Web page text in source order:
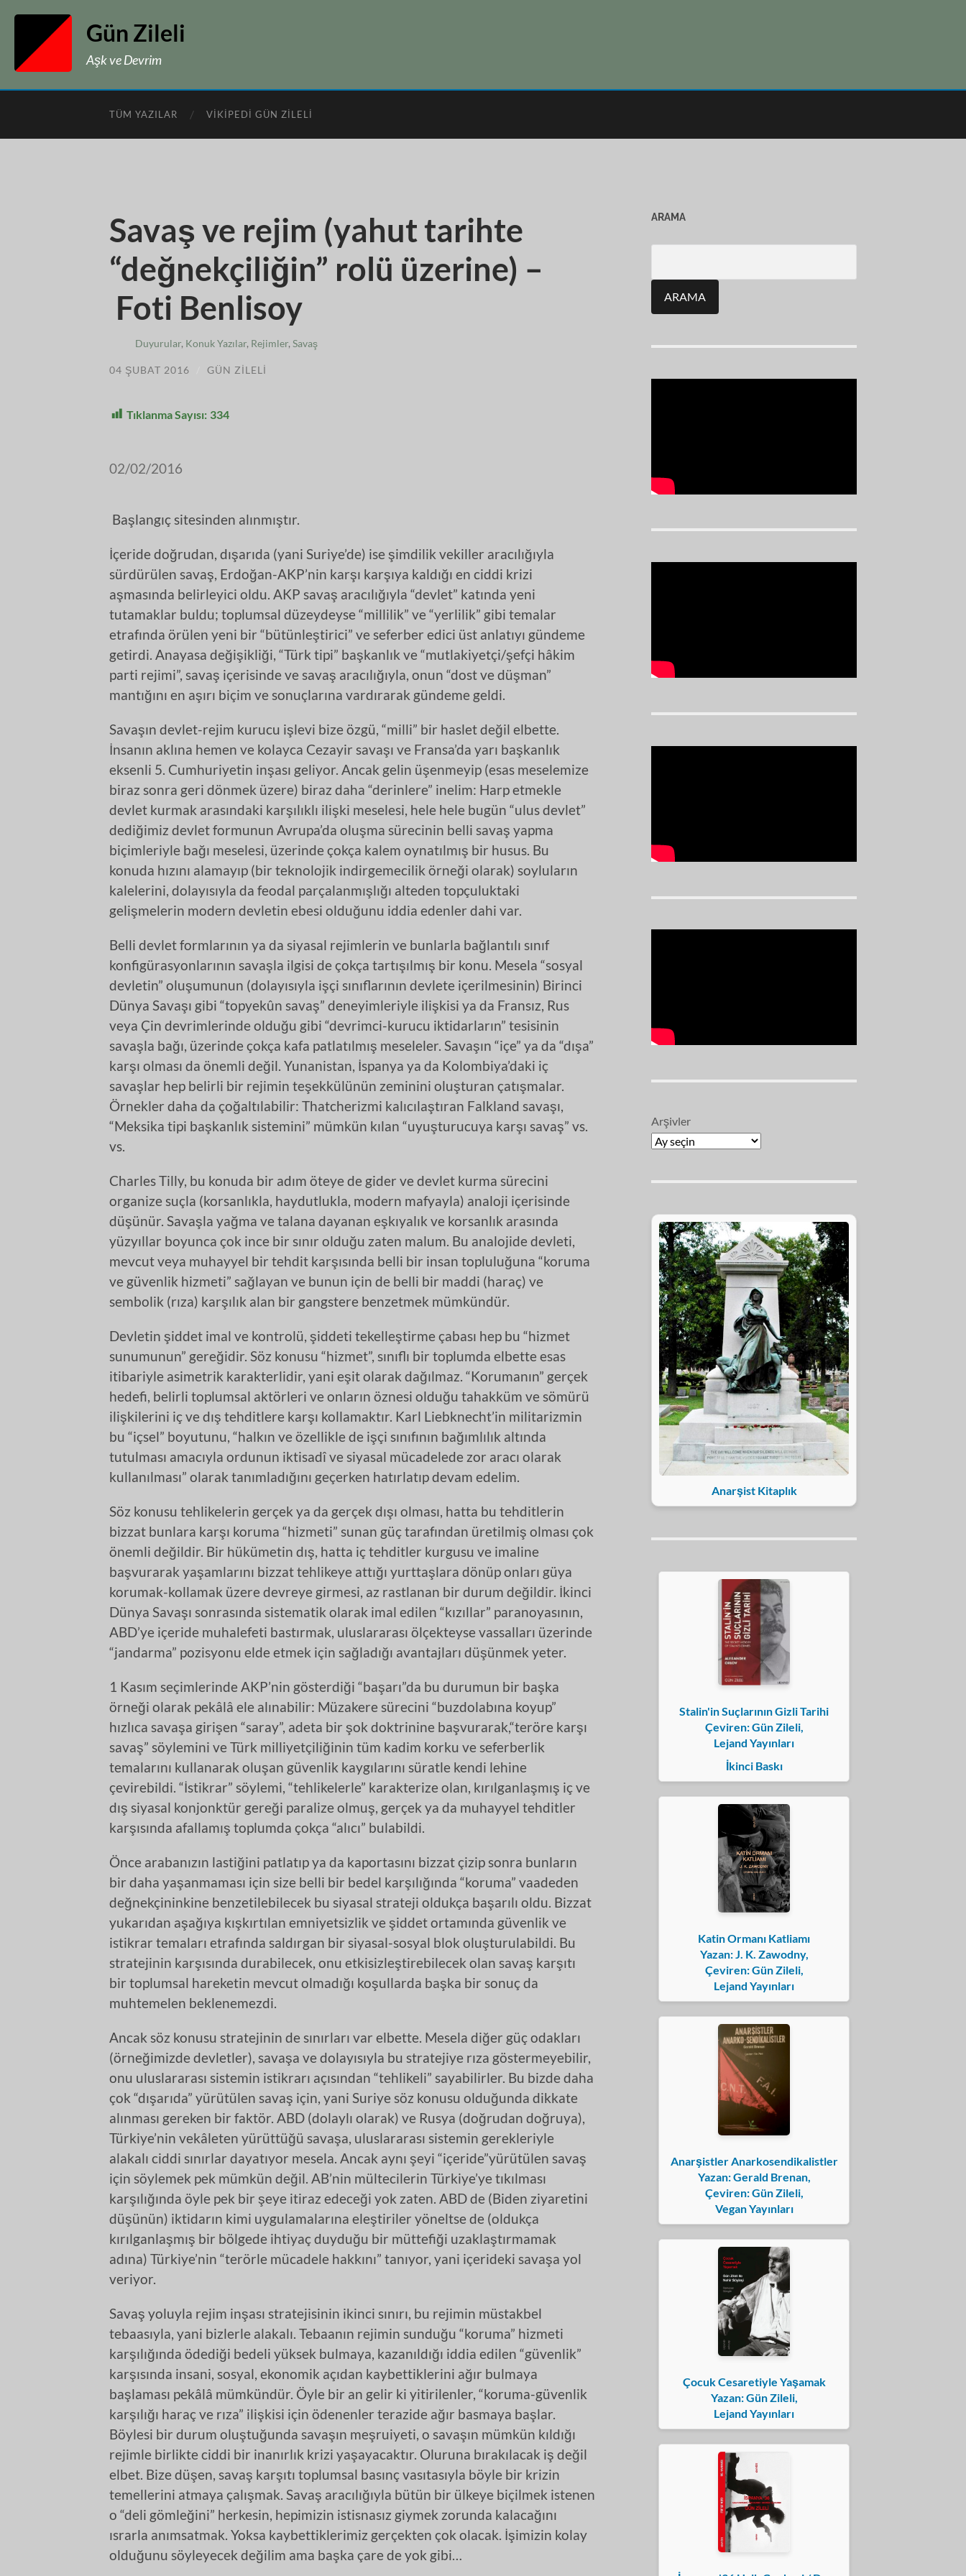
Gün Zileli
Aşk ve Devrim
TÜM YAZILAR VIKIPEDI GÜN ZILELI
Savaş ve rejim (yahut tarihte
“değnekçiliğin” rolü üzerine) –
Foti Benlisoy
Duyurular, Konuk Yazılar, Rejimler, Savaş
04 ŞUBAT 2016 GÜN ZILELI
Tıklanma Sayısı: 334
02/02/2016
Başlangıç sitesinden alınmıştır.
İçeride doğrudan, dışarıda (yani Suriye’de) ise şimdilik vekiller aracılığıyla
sürdürülen savaş, Erdoğan-AKP’nin karşı karşıya kaldığı en ciddi krizi
aşmasında belirleyici oldu. AKP savaş aracılığıyla “devlet” katında yeni
tutamaklar buldu; toplumsal düzeydeyse “millilik” ve “yerlilik” gibi temalar
etrafında örülen yeni bir “bütünleştirici” ve seferber edici üst anlatıyı gündeme
getirdi. Anayasa değişikliği, “Türk tipi” başkanlık ve “mutlakiyetçi/şefçi hâkim
parti rejimi”, savaş içerisinde ve savaş aracılığıyla, onun “dost ve düşman”
mantığını en aşırı biçim ve sonuçlarına vardırarak gündeme geldi.
Savaşın devlet-rejim kurucu işlevi bize özgü, “milli” bir haslet değil elbette.
İnsanın aklına hemen ve kolayca Cezayir savaşı ve Fransa’da yarı başkanlık
eksenli 5. Cumhuriyetin inşası geliyor. Ancak gelin üşenmeyip (esas meselemize
biraz sonra geri dönmek üzere) biraz daha “derinlere” inelim: Harp etmekle
devlet kurmak arasındaki karşılıklı ilişki meselesi, hele hele bugün “ulus devlet”
dediğimiz devlet formunun Avrupa’da oluşma sürecinin belli savaş yapma
biçimleriyle bağı meselesi, üzerinde çokça kalem oynatılmış bir husus. Bu
konuda hızını alamayıp (bir teknolojik indirgemecilik örneği olarak) soyluların
kalelerini, dolayısıyla da feodal parçalanmışlığı alteden topçuluktaki
gelişmelerin modern devletin ebesi olduğunu iddia edenler dahi var.
Belli devlet formlarının ya da siyasal rejimlerin ve bunlarla bağlantılı sınıf
konfigürasyonlarının savaşla ilgisi de çokça tartışılmış bir konu. Mesela “sosyal
devletin” oluşumunun (dolayısıyla işçi sınıflarının devlete içerilmesinin) Birinci
Dünya Savaşı gibi “topyekûn savaş” deneyimleriyle ilişkisi ya da Fransız, Rus
veya Çin devrimlerinde olduğu gibi “devrimci-kurucu iktidarların” tesisinin
savaşla bağı, üzerinde çokça kafa patlatılmış meseleler. Savaşın “içe” ya da “dışa”
karşı olması da önemli değil. Yunanistan, İspanya ya da Kolombiya’daki iç
savaşlar hep belirli bir rejimin teşekkülünün zeminini oluşturan çatışmalar.
Örnekler daha da çoğaltılabilir: Thatcherizmi kalıcılaştıran Falkland savaşı,
“Meksika tipi başkanlık sistemini” mümkün kılan “uyuşturucuya karşı savaş” vs.
vs.
Charles Tilly, bu konuda bir adım öteye de gider ve devlet kurma sürecini
organize suçla (korsanlıkla, haydutlukla, modern mafyayla) analoji içerisinde
düşünür. Savaşla yağma ve talana dayanan eşkıyalık ve korsanlık arasında
yüzyıllar boyunca çok ince bir sınır olduğu zaten malum. Bu analojide devleti,
mevcut veya muhayyel bir tehdit karşısında belli bir insan topluluğuna “koruma
ve güvenlik hizmeti” sağlayan ve bunun için de belli bir maddi (haraç) ve
sembolik (rıza) karşılık alan bir gangstere benzetmek mümkündür.
Devletin şiddet imal ve kontrolü, şiddeti tekelleştirme çabası hep bu “hizmet
sunumunun” gereğidir. Söz konusu “hizmet”, sınıflı bir toplumda elbette esas
itibariyle asimetrik karakterlidir, yani eşit olarak dağılmaz. “Korumanın” gerçek
hedefi, belirli toplumsal aktörleri ve onların öznesi olduğu tahakküm ve sömürü
ilişkilerini iç ve dış tehditlere karşı kollamaktır. Karl Liebknecht’in militarizmin
bu “içsel” boyutunu, “halkın ve özellikle de işçi sınıfının bağımlılık altında
tutulması amacıyla ordunun iktisadî ve siyasal mücadelede zor aracı olarak
kullanılması” olarak tanımladığını geçerken hatırlatıp devam edelim.
Söz konusu tehlikelerin gerçek ya da gerçek dışı olması, hatta bu tehditlerin
bizzat bunlara karşı koruma “hizmeti” sunan güç tarafından üretilmiş olması çok
önemli değildir. Bir hükümetin dış, hatta iç tehditler kurgusu ve imaline
başvurarak yaşamlarını bizzat tehlikeye attığı yurttaşlara dönüp onları güya
korumak-kollamak üzere devreye girmesi, az rastlanan bir durum değildir. İkinci
Dünya Savaşı sonrasında sistematik olarak imal edilen “kızıllar” paranoyasının,
ABD’ye içeride muhalefeti bastırmak, uluslararası ölçekteyse vassalları üzerinde
“jandarma” pozisyonu elde etmek için sağladığı avantajları düşünmek yeter.
1 Kasım seçimlerinde AKP’nin gösterdiği “başarı”da bu durumun bir başka
örneği olarak pekâlâ ele alınabilir: Müzakere sürecini “buzdolabına koyup”
hızlıca savaşa girişen “saray”, adeta bir şok doktrinine başvurarak,“teröre karşı
savaş” söylemini ve Türk milliyetçiliğinin tüm kadim korku ve seferberlik
temalarını kullanarak oluşan güvenlik kaygılarını süratle kendi lehine
çevirebildi. “İstikrar” söylemi, “tehlikelerle” karakterize olan, kırılganlaşmış iç ve
dış siyasal konjonktür gereği paralize olmuş, gerçek ya da muhayyel tehditler
karşısında afallamış toplumda çokça “alıcı” bulabildi.
Önce arabanızın lastiğini patlatıp ya da kaportasını bizzat çizip sonra bunların
bir daha yaşanmaması için size belli bir bedel karşılığında “koruma” vaadeden
değnekçininkine benzetilebilecek bu siyasal strateji oldukça başarılı oldu. Bizzat
yukarıdan aşağıya kışkırtılan emniyetsizlik ve şiddet ortamında güvenlik ve
istikrar temaları etrafında saldırgan bir siyasal-sosyal blok oluşturulabildi. Bu
stratejinin karşısında durabilecek, onu etkisizleştirebilecek olan savaş karşıtı
bir toplumsal hareketin mevcut olmadığı koşullarda başka bir sonuç da
muhtemelen beklenemezdi.
Ancak söz konusu stratejinin de sınırları var elbette. Mesela diğer güç odakları
(örneğimizde devletler), savaşa ve dolayısıyla bu stratejiye rıza göstermeyebilir,
onu uluslararası sistemin istikrarı açısından “tehlikeli” sayabilirler. Bu bizde daha
çok “dışarıda” yürütülen savaş için, yani Suriye söz konusu olduğunda dikkate
alınması gereken bir faktör. ABD (dolaylı olarak) ve Rusya (doğrudan doğruya),
Türkiye’nin vekâleten yürüttüğü savaşa, uluslararası sistemin gerekleriyle
alakalı ciddi sınırlar dayatıyor mesela. Ancak aynı şeyi “içeride”yürütülen savaş
için söylemek pek mümkün değil. AB’nin mültecilerin Türkiye’ye tıkılması
karşılığında öyle pek bir şeye itiraz edeceği yok zaten. ABD de (Biden ziyaretini
düşünün) iktidarın kimi uygulamalarına eleştiriler yöneltse de (oldukça
kırılganlaşmış bir bölgede ihtiyaç duyduğu bir müttefiği uzaklaştırmamak
adına) Türkiye’nin “terörle mücadele hakkını” tanıyor, yani içerideki savaşa yol
veriyor.
Savaş yoluyla rejim inşası stratejisinin ikinci sınırı, bu rejimin müstakbel
tebaasıyla, yani bizlerle alakalı. Tebaanın rejimin sunduğu “koruma” hizmeti
karşılığında ödediği bedeli yüksek bulmaya, kazanıldığı iddia edilen “güvenlik”
karşısında insani, sosyal, ekonomik açıdan kaybettiklerini ağır bulmaya
başlaması pekâlâ mümkündür. Öyle bir an gelir ki yitirilenler, “koruma-güvenlik
karşılığı haraç ve rıza” ilişkisi için ödenenler terazide ağır basmaya başlar.
Böylesi bir durum oluştuğunda savaşın meşruiyeti, o savaşın mümkün kıldığı
rejimle birlikte ciddi bir inanırlık krizi yaşayacaktır. Oluruna bırakılacak iş değil
elbet. Bize düşen, savaş karşıtı toplumsal basınç vasıtasıyla böyle bir krizin
temellerini atmaya çalışmak. Savaş aracılığıyla bütün bir ülkeye biçilmek istenen
o “deli gömleğini” herkesin, hepimizin istisnasız giymek zorunda kalacağını
ısrarla anımsatmak. Yoksa kaybettiklerimiz gerçekten çok olacak. İşimizin kolay
olduğunu söyleyecek değilim ama başka çare de yok gibi…
ARAMA
Arşivler
Anarşist Kitaplık
Stalin'in Suçlarının Gizli Tarihi
Çeviren: Gün Zileli,
Lejand Yayınları
İkinci Baskı
Katin Ormanı Katliamı
Yazan: J. K. Zawodny,
Çeviren: Gün Zileli,
Lejand Yayınları
Anarşistler Anarkosendikalistler
Yazan: Gerald Brenan,
Çeviren: Gün Zileli,
Vegan Yayınları
Çocuk Cesaretiyle Yaşamak
Yazan: Gün Zileli,
Lejand Yayınları